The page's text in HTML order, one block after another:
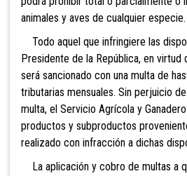
animales y aves de cualquier especie.
Todo aquel que infringiere las
Presidente de la República, en virtud
será sancionado con una multa de
tributarias mensuales. Sin perjuicio
multa, el Servicio Agrícola y
productos y subproductos
realizado con infracción a dichas
La aplicación y cobro de multas a